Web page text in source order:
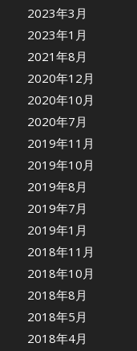
2023年3月
2023年1月
2021年8月
2020年12月
2020年10月
2020年7月
2019年11月
2019年10月
2019年8月
2019年7月
2019年1月
2018年11月
2018年10月
2018年8月
2018年5月
2018年4月